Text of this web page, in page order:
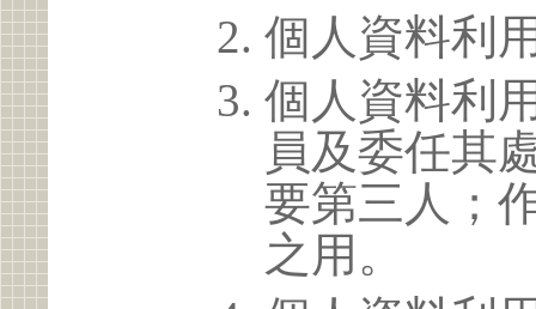
個人資料利
個人資料利
員及委任其
要第三人；
之用。